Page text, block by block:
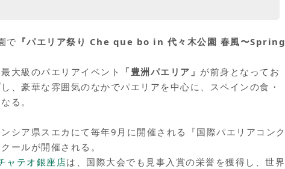
で 『パエリア祭り Che que bo in 代々木公園 春風〜Spring
大級のパエリアイベント
「豊洲パエリア」 が前身となってお
、豪華な雰囲気のなかでパエリアを中心に、スペインの食・
る。
シア県スエカにて毎年9月に開催される『国際パエリアコンク
ールが開催される。
ャテオ銀座店は、国際大会でも見事入賞の栄誉を獲得し、世界